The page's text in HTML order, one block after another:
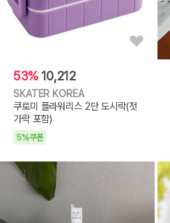
53% 10,212
SKATER KOREA
쿠로미 플라워리스 2단 도시락(젓
가락 포함)
5%쿠폰